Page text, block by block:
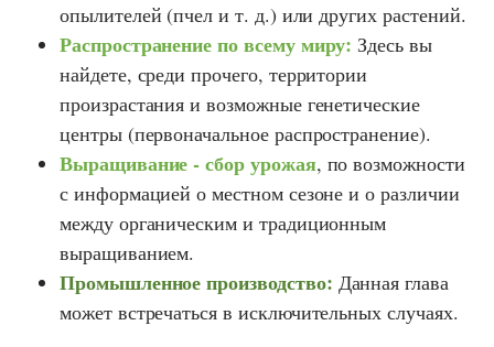
опылителей (пчел и т. д.) или других растений.
Распространение по всему миру: Здесь вы
найдете, среди прочего, территории
произрастания и возможные генетические
центры (первоначальное распространение).
Выращивание - сбор урожая, по возможности
с информацией о местном сезоне и о различии
между органическим и традиционным
выращиванием.
Промышленное производство: Данная глава
может встречаться в исключительных случаях.